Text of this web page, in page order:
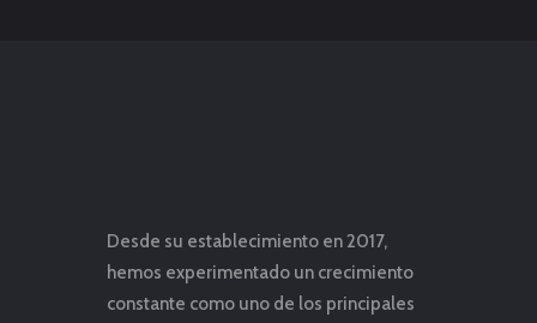
Desde su establecimiento en 2017,
hemos experimentado un crecimiento
constante como uno de los principales